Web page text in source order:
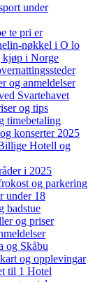
under
te pri er
nøkkel i O lo
kjøp i Norge
og anmeldelser
Svartehavet
og tips
timebetaling
konserter 2025
Hotell og
i 2025
og parkering
under 18
badstue
og priser
og Skåbu
og opplevingar
til 1 Hotel